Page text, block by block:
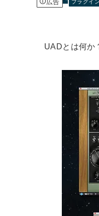
広告 プラグイン
UADとは何か